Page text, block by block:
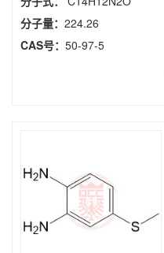
分子量： 224.26
CAS号： 50-97-5